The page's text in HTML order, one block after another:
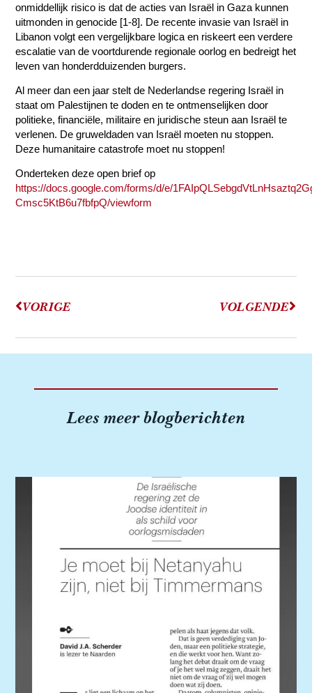
onmiddellijk risico is dat de acties van Israël in Gaza kunnen
uitmonden in genocide [1-8]. De recente invasie van Israël in
Libanon volgt een vergelijkbare logica en riskeert een verdere
escalatie van de voortdurende regionale oorlog en bedreigt het
leven van honderdduizenden burgers.
Al meer dan een jaar stelt de Nederlandse regering Israël in
staat om Palestijnen te doden en te ontmenselijken door
politieke, financiële, militaire en juridische steun aan Israël te
verlenen. De gruweldaden van Israël moeten nu stoppen.
Deze humanitaire catastrofe moet nu stoppen!
Onderteken deze open brief op
https://docs.google.com/forms/d/e/
Cmsc5KtB6u7fbfpQ/viewform
VORIGE VOLGENDE
Lees meer blogberichten